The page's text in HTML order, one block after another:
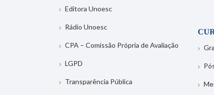
Editora Unoesc
Rádio Unoesc
CPA – Comissão Própria de Avaliação
LGPD
Transparência Pública